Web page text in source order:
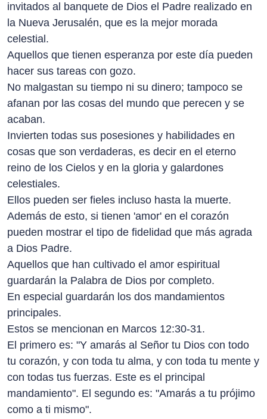
invitados al banquete de Dios el Padre realizado en
la Nueva Jerusalén, que es la mejor morada
celestial.
Aquellos que tienen esperanza por este día pueden
hacer sus tareas con gozo.
No malgastan su tiempo ni su dinero; tampoco se
afanan por las cosas del mundo que perecen y se
acaban.
Invierten todas sus posesiones y habilidades en
cosas que son verdaderas, es decir en el eterno
reino de los Cielos y en la gloria y galardones
celestiales.
Ellos pueden ser fieles incluso hasta la muerte.
Además de esto, si tienen 'amor' en el corazón
pueden mostrar el tipo de fidelidad que más agrada
a Dios Padre.
Aquellos que han cultivado el amor espiritual
guardarán la Palabra de Dios por completo.
En especial guardarán los dos mandamientos
principales.
Estos se mencionan en Marcos 12:30-31.
El primero es: "Y amarás al Señor tu Dios con todo
tu corazón, y con toda tu alma, y con toda tu mente y
con todas tus fuerzas. Este es el principal
mandamiento". El segundo es: "Amarás a tu prójimo
como a ti mismo".